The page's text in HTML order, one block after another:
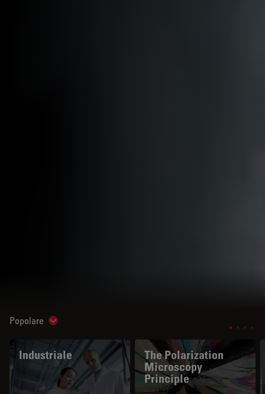
Popolare Show subnavigation
Industriale
The Polarization
Microscopy
Principle